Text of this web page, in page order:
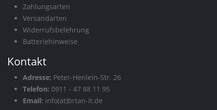
Zahlungsarten
Versandarten
Widerrufsbelehrung
Batteriehinweise
Kontakt
Adresse: Peter-Henlein-Str. 26
Telefon: 0911 - 47 88 11 95
Email: info(at)brtan-it.de